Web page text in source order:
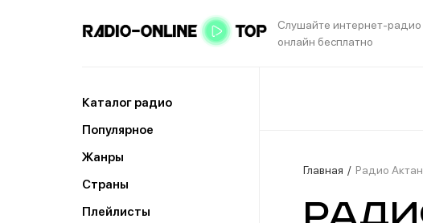
Слушайте интернет-радио
онлайн бесплатно
Главная Радио Актан
Каталог радио
Популярное
Жанры
Страны
Плейлисты